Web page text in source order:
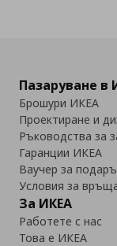
Пазаруване в
Брошури ИКЕА
Проектиране и
Ръководства за
Гаранции ИКЕА
Ваучер за
Условия за
За ИКЕА
Работете с нас
Това е ИКЕА